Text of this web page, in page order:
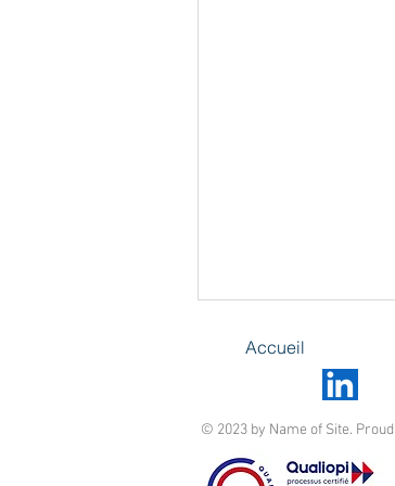
FAF "La consultation
femme abordant la
ménopause"
Jeudi 10 septembre
22h30 en zoom Le
une formation
visioconférence Zoom * «
Accueil
© 2023 by Name of Site.